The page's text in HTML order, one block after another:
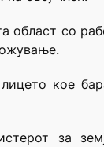
област со
кое
за